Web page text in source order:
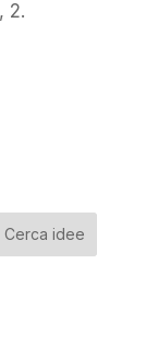
, 2.
Cerca idee